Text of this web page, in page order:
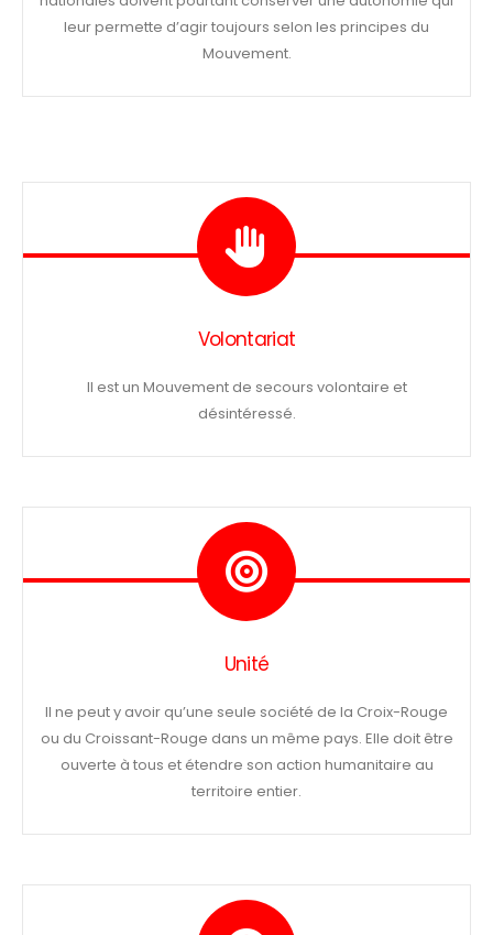
leur permette d’agir toujours selon les principes du
Mouvement.
Volontariat
Il est un Mouvement de secours volontaire et
désintéressé.
Unité
Il ne peut y avoir qu’une seule société de la Croix-Rouge
ou du Croissant-Rouge dans un même pays. Elle doit être
ouverte à tous et étendre son action humanitaire au
territoire entier.